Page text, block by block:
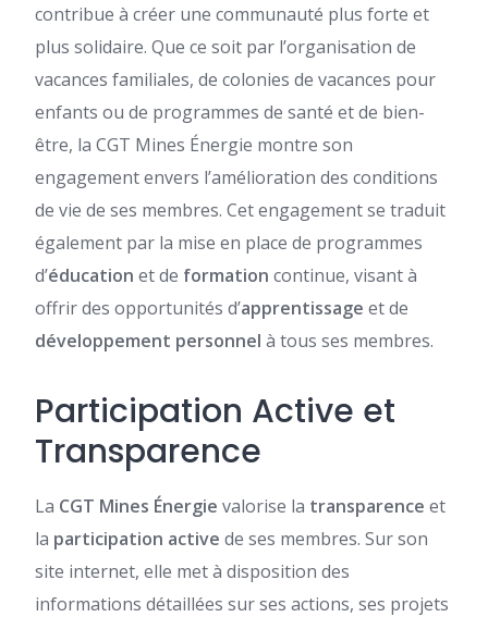
contribue à créer une communauté plus forte et
plus solidaire. Que ce soit par l’organisation de
vacances familiales, de colonies de vacances pour
enfants ou de programmes de santé et de bien-
être, la CGT Mines Énergie montre son
engagement envers l’amélioration des conditions
de vie de ses membres. Cet engagement se traduit
également par la mise en place de programmes
d’éducation et de formation continue, visant à
offrir des opportunités d’apprentissage et de
développement personnel à tous ses membres.
Participation Active et
Transparence
La CGT Mines Énergie valorise la transparence et
la participation active de ses membres. Sur son
site internet, elle met à disposition des
informations détaillées sur ses actions, ses projets